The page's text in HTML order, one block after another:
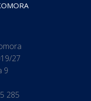
27
9
285